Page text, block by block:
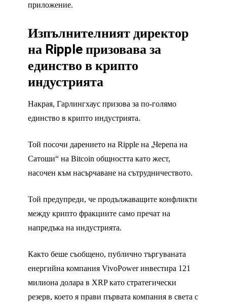
приложение.
Изпълнителният директор
на Ripple призовава за
единство в крипто
индустрията
Накрая, Гарлингхаус призова за по-голямо
единство в крипто индустрията.
Той посочи дарението на Ripple на „Черепа на
Сатоши“ на Bitcoin общността като жест,
насочен към насърчаване на сътрудничеството.
Той предупреди, че продължаващите конфликти
между крипто фракциите само пречат на
напредъка на индустрията.
Както беше съобщено, публично търгуваната
енергийна компания VivoPower инвестира 121
милиона долара в XRP като стратегически
резерв, което я прави първата компания в света с